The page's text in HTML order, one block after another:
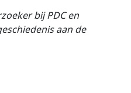
bij PDC en
aan de